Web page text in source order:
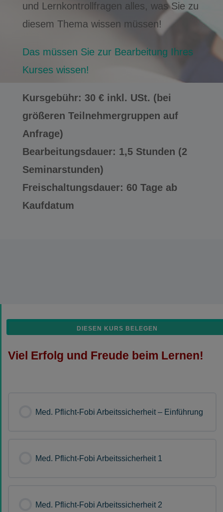
und Lernkontrollfragen alles, was Sie zu
diesem Thema wissen müssen!
Das müssen Sie zur Bearbeitung Ihres
Kurses wissen!
Kursgebühr: 30 € inkl. USt. (bei
größeren Teilnehmergruppen auf
Anfrage)
Bearbeitungsdauer: 1,5 Stunden (2
Seminarstunden)
Freischaltungsdauer: 60 Tage ab
Kaufdatum
DIESEN KURS BELEGEN
Viel Erfolg und Freude beim Lernen!
Med. Pflicht-Fobi Arbeitssicherheit – Einführung
Med. Pflicht-Fobi Arbeitssicherheit 1
Med. Pflicht-Fobi Arbeitssicherheit 2